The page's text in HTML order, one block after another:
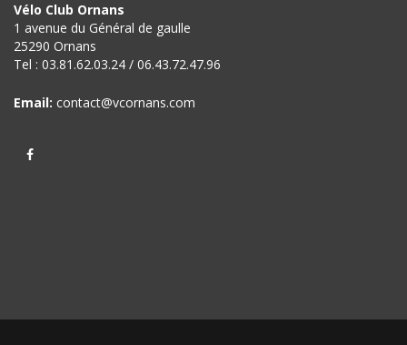
Vélo Club Ornans
1 avenue du Général de gaulle
25290 Ornans
Tel : 03.81.62.03.24 / 06.43.72.47.96
Email: contact@vcornans.com